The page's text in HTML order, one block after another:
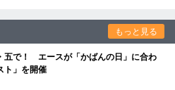
もっと見る
五で！ エースが「かばんの日」に合わ
ト」を開催